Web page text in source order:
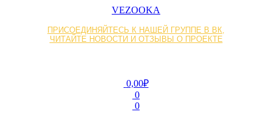
VEZOOKA
ПРИСОЕДИНЯЙТЕСЬ К НАШЕЙ ГРУППЕ В ВК,
ЧИТАЙТЕ НОВОСТИ И ОТЗЫВЫ О ПРОЕКТЕ
0,00₽
0
0